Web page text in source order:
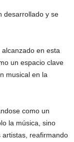
desarrollado y se
en esta
un espacio clave
musical en la
como un
la música, sino
reafirmando